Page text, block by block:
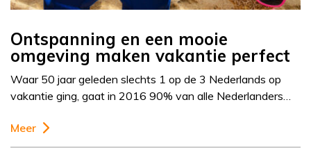
Ontspanning en een mooie
omgeving maken vakantie perfect
Waar 50 jaar geleden slechts 1 op de 3 Nederlands op
vakantie ging, gaat in 2016 90% van alle Nederlanders…
Meer